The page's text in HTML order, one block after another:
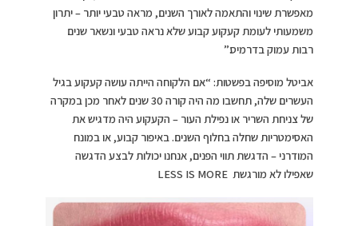
מאפשרת שינוי והתאמה לאורך השנים, מראה טבעי יותר – יתרון
משמעותי לעומת קעקוע קבוע שלא נראה טבעי ונשאר שנים
רבות עמוק בדרמיס.”
אביטל מוסיפה בפשטות: “אם הלקוחה הייתה עושה קעקוע בגיל
העשרים שלה, תחשבו מה היה קורה 30 שנים לאחר מכן במקרה
של צניחת השריר או נפילת העור – הקעקוע היה מדגיש את
האסימטריות שחלה בחלוף השנים. באיפור קבוע, או במונח
המודרני – הדגשת תווי הפנים, אנחנו יכולות לבצע הדגשה
שאפילו לא מורגשת LESS IS MORE